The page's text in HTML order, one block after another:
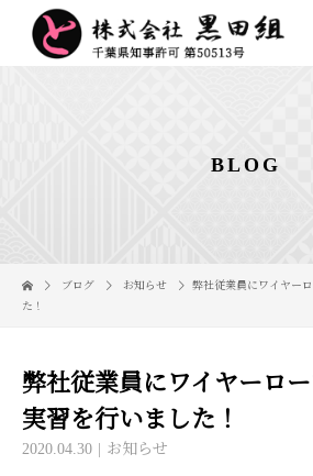
BLOG
ブログ お知らせ
弊社従業員にワイヤー
た！
弊社従業員にワイヤーロ
実習を行いました！
2020.04.30 お知らせ